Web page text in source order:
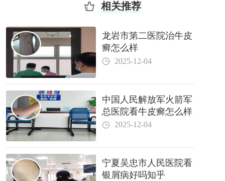
相关推荐
龙岩市第二医院治牛皮
癣怎么样
2025-12-04
中国人民解放军火箭军
总医院看牛皮癣怎么样
2025-12-04
宁夏吴忠市人民医院看
银屑病好吗知乎